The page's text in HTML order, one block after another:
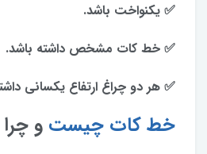
✅ یکنواخت باشد.
✅ خط کات مشخص داشته باشد.
✅ هر دو چراغ ارتفاع یکسانی
خط کات چیست و